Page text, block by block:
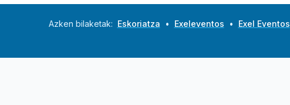
Azken bilaketak: Eskoriatza • Exeleventos • Exel Eventos